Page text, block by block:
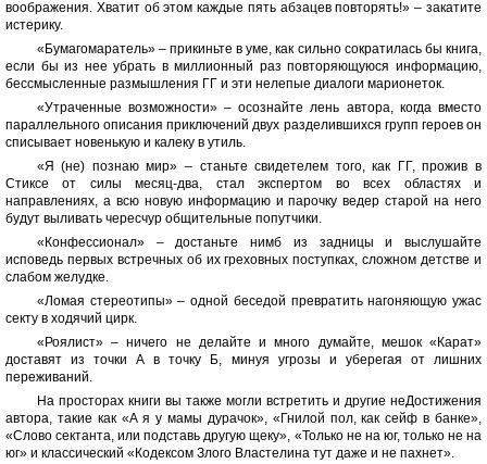
воображения. Хватит об этом каждые пять абзацев повторять!» ‒ закатите
истерику.
«Бумагомаратель» ‒ прикиньте в уме, как сильно сократилась бы книга,
если бы из нее убрать в миллионный раз повторяющуюся информацию,
бессмысленные размышления ГГ и эти нелепые диалоги марионеток.
«Утраченные возможности» ‒ осознайте лень автора, когда вместо
параллельного описания приключений двух разделившихся групп героев он
списывает новенькую и калеку в утиль.
«Я (не) познаю мир» ‒ станьте свидетелем того, как ГГ, прожив в
Стиксе от силы месяц-два, стал экспертом во всех областях и
направлениях, а всю новую информацию и парочку ведер старой на него
будут выливать чересчур общительные попутчики.
«Конфессионал» ‒ достаньте нимб из задницы и выслушайте
исповедь первых встречных об их греховных поступках, сложном детстве и
слабом желудке.
«Ломая стереотипы» ‒ одной беседой превратить нагоняющую ужас
секту в ходячий цирк.
«Роялист» ‒ ничего не делайте и много думайте, мешок «Карат»
доставят из точки А в точку Б, минуя угрозы и уберегая от лишних
переживаний.
На просторах книги вы также могли встретить и другие неДостижения
автора, такие как «А я у мамы дурачок», «Гнилой пол, как сейф в банке»,
«Слово сектанта, или подставь другую щеку», «Только не на юг, только не на
юг» и классический «Кодексом Злого Властелина тут даже и не пахнет».